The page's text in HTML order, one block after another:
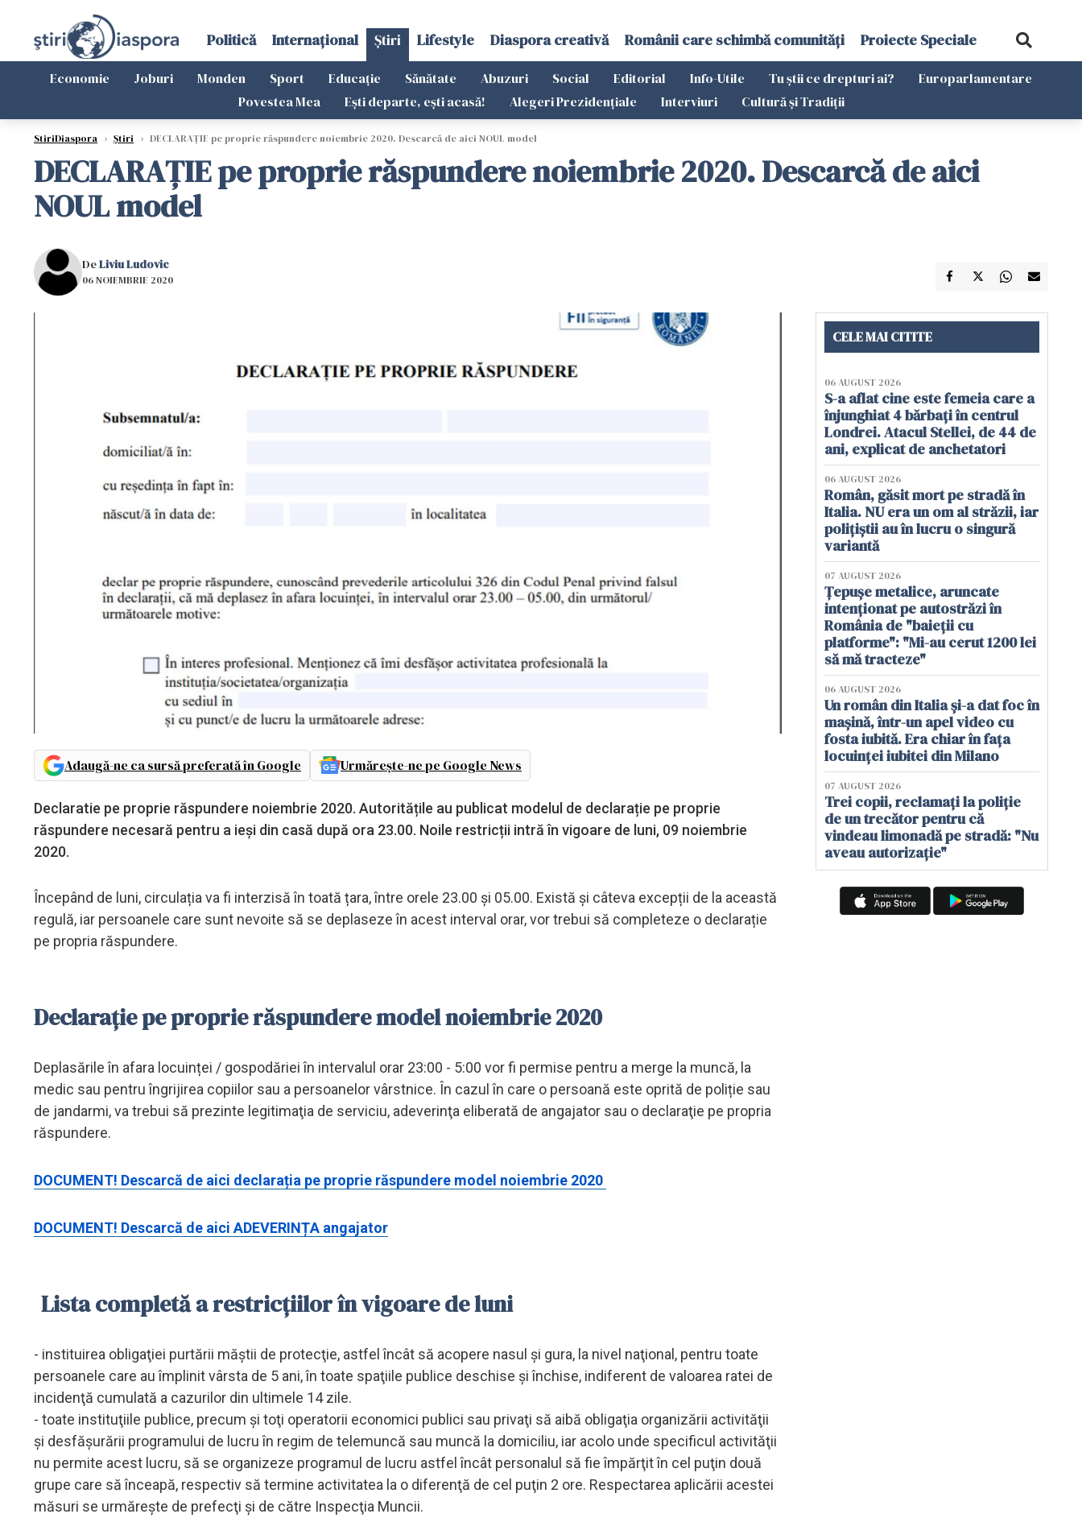
Politică Internațional Știri Lifestyle Diaspora creativă Românii care schimbă comunități Proiecte Speciale
Economie Joburi Monden Sport Educație Sănătate Abuzuri Social Editorial Info-Utile Tu știi ce drepturi ai?
Europarlamentare
Povestea Mea
Ești departe, ești acasă! Alegeri Prezidențiale Interviuri Cultură și Tradiții
StiriDiaspora › Știri › DECLARAȚIE pe proprie răspundere noiembrie 2020. Descarcă de aici NOUL model
DECLARAȚIE pe proprie răspundere noiembrie 2020. Descarcă de aici
NOUL model
DeLiviu Ludovic
06 NOIEMBRIE 2020
Adaugă-ne ca sursă preferată în Google Urmărește-ne pe Google News
Declaratie pe proprie răspundere noiembrie 2020. Autoritățile au publicat modelul de declarație pe proprie
răspundere necesară pentru a ieși din casă după ora 23.00. Noile restricții intră în vigoare de luni, 09 noiembrie
2020.
Începând de luni, circulația va fi interzisă în toată țara, între orele 23.00 și 05.00. Există și câteva excepții de la această
regulă, iar persoanele care sunt nevoite să se deplaseze în acest interval orar, vor trebui să completeze o declarație
pe propria răspundere.
Declarație pe proprie răspundere model noiembrie 2020
Deplasările în afara locuinței / gospodăriei în intervalul orar 23:00 - 5:00 vor fi permise pentru a merge la muncă, la
medic sau pentru îngrijirea copiilor sau a persoanelor vârstnice. În cazul în care o persoană este oprită de poliție sau
de jandarmi, va trebui să prezinte legitimaţia de serviciu, adeverinţa eliberată de angajator sau o declaraţie pe propria
răspundere.
DOCUMENT! Descarcă de aici declarația pe proprie răspundere model noiembrie 2020
DOCUMENT! Descarcă de aici ADEVERINȚA angajator
Lista completă a restricțiilor în vigoare de luni
- instituirea obligaţiei purtării măştii de protecţie, astfel încât să acopere nasul şi gura, la nivel naţional, pentru toate
persoanele care au împlinit vârsta de 5 ani, în toate spaţiile publice deschise şi închise, indiferent de valoarea ratei de
incidenţă cumulată a cazurilor din ultimele 14 zile.
- toate instituţiile publice, precum şi toţi operatorii economici publici sau privaţi să aibă obligaţia organizării activităţii
şi desfăşurării programului de lucru în regim de telemuncă sau muncă la domiciliu, iar acolo unde specificul activităţii
nu permite acest lucru, să se organizeze programul de lucru astfel încât personalul să fie împărţit în cel puţin două
grupe care să înceapă, respectiv să termine activitatea la o diferenţă de cel puţin 2 ore. Respectarea aplicării acestei
măsuri se urmăreşte de prefecţi şi de către Inspecţia Muncii.
CELE MAI CITITE
06 AUGUST 2026
S-a aflat cine este femeia care a
înjunghiat 4 bărbați în centrul
Londrei. Atacul Stellei, de 44 de
ani, explicat de anchetatori
06 AUGUST 2026
Român, găsit mort pe stradă în
Italia. NU era un om al străzii, iar
polițiștii au în lucru o singură
variantă
07 AUGUST 2026
Țepușe metalice, aruncate
intenționat pe autostrăzi în
România de "baieții cu
platforme": "Mi-au cerut 1200 lei
să mă tracteze"
06 AUGUST 2026
Un român din Italia și-a dat foc în
mașină, într-un apel video cu
fosta iubită. Era chiar în fața
locuinței iubitei din Milano
07 AUGUST 2026
Trei copii, reclamați la poliție
de un trecător pentru că
vindeau limonadă pe stradă: "Nu
aveau autorizație"